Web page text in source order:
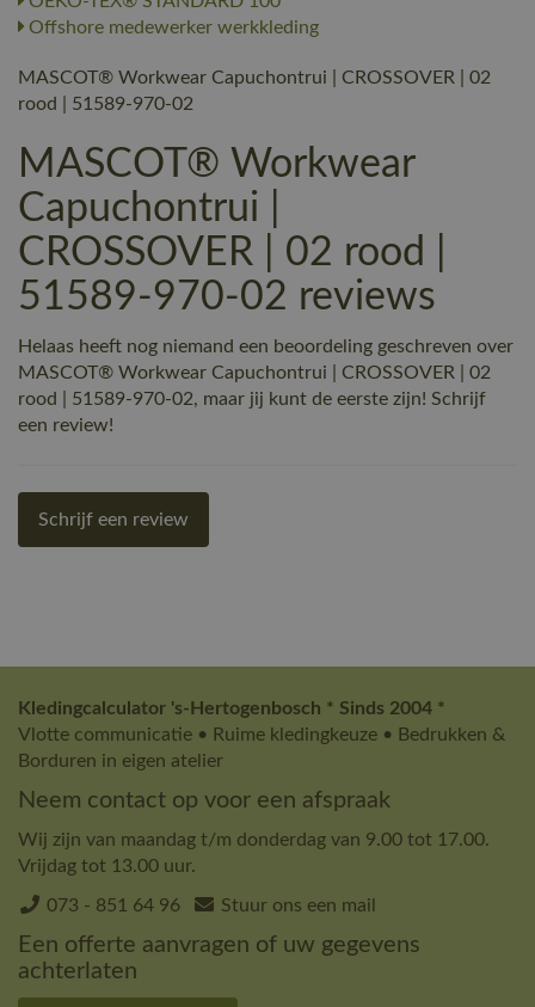
Offshore medewerker werkkleding
MASCOT® Workwear Capuchontrui | CROSSOVER | 02
rood | 51589-970-02
MASCOT® Workwear
Capuchontrui |
CROSSOVER | 02 rood |
51589-970-02 reviews
Helaas heeft nog niemand een beoordeling geschreven over
MASCOT® Workwear Capuchontrui | CROSSOVER | 02
rood | 51589-970-02, maar jij kunt de eerste zijn! Schrijf
een review!
Schrijf een review
Kledingcalculator 's-Hertogenbosch * Sinds 2004 *
Vlotte communicatie • Ruime kledingkeuze • Bedrukken &
Borduren in eigen atelier
Neem contact op voor een afspraak
Wij zijn van maandag t/m donderdag van 9.00 tot 17.00.
Vrijdag tot 13.00 uur.
073 - 851 64 96 Stuur ons een mail
Een offerte aanvragen of uw gegevens
achterlaten